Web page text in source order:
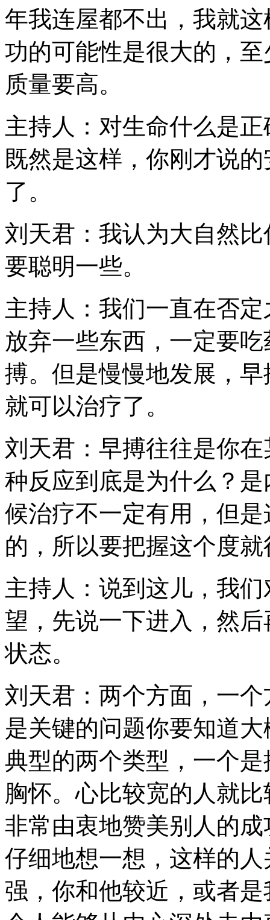
年我连屋都不出，我就
功的可能性是很大的，
质量要高。
主持人：对生命什么是
既然是这样，你刚才说
了。
刘天君：我认为大自然
要聪明一些。
主持人：我们一直在否
放弃一些东西，一定要
搏。但是慢慢地发展，
就可以治疗了。
刘天君：早搏往往是你
种反应到底是为什么？
候治疗不一定有用，但
的，所以要把握这个度就
主持人：说到这儿，我
望，先说一下进入，然
状态。
刘天君：两个方面，一
是关键的问题你要知道
典型的两个类型，一个
胸怀。心比较宽的人就
非常由衷地赞美别人的
仔细地想一想，这样的
强，你和他较近，或者